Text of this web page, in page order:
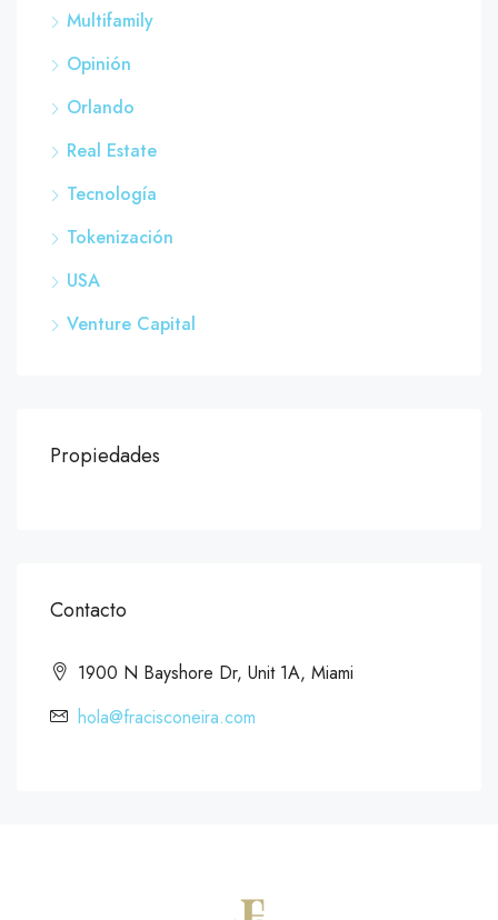
Multifamily
Opinión
Orlando
Real Estate
Tecnología
Tokenización
USA
Venture Capital
Propiedades
Contacto
1900 N Bayshore Dr, Unit 1A, Miami
hola@fracisconeira.com